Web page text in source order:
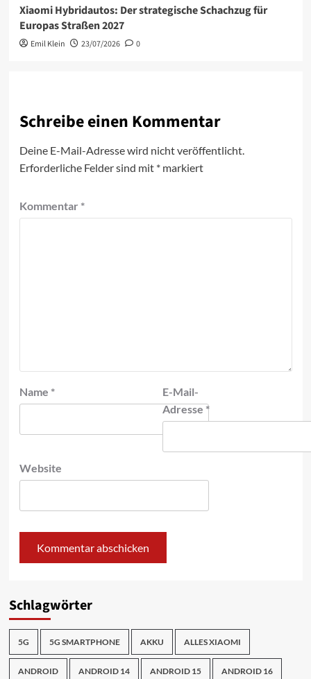
Xiaomi Hybridautos: Der strategische Schachzug für
Europas Straßen 2027
Emil Klein 23/07/2026 0
Schreibe einen Kommentar
Deine E-Mail-Adresse wird nicht veröffentlicht.
Erforderliche Felder sind mit *markiert
Kommentar *
Name *
E-Mail-
Adresse*
Website
Schlagwörter
5G 5G SMARTPHONE AKKU ALLES XIAOMI
ANDROID ANDROID 14 ANDROID 15 ANDROID 16